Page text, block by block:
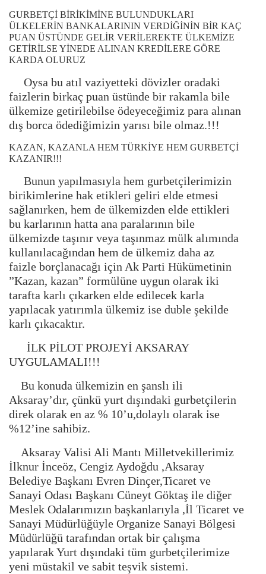
GURBETÇİ BİRİKİMİNE BULUNDUKLARI
ÜLKELERİN BANKALARININ VERDİĞİNİN BİR KAÇ
PUAN ÜSTÜNDE GELİR VERİLEREKTE ÜLKEMİZE
GETİRİLSE YİNEDE ALINAN KREDİLERE GÖRE
KARDA OLURUZ
Oysa bu atıl vaziyetteki dövizler oradaki
faizlerin birkaç puan üstünde bir rakamla bile
ülkemize getirilebilse ödeyeceğimiz para alınan
dış borca ödediğimizin yarısı bile olmaz.!!!
KAZAN, KAZANLA HEM TÜRKİYE HEM GURBETÇİ
KAZANIR!!!
Bunun yapılmasıyla hem gurbetçilerimizin
birikimlerine hak etikleri geliri elde etmesi
sağlanırken, hem de ülkemizden elde ettikleri
bu karlarının hatta ana paralarının bile
ülkemizde taşınır veya taşınmaz mülk alımında
kullanılacağından hem de ülkemiz daha az
faizle borçlanacağı için Ak Parti Hükümetinin
”Kazan, kazan” formülüne uygun olarak iki
tarafta karlı çıkarken elde edilecek karla
yapılacak yatırımla ülkemiz ise duble şekilde
karlı çıkacaktır.
İLK PİLOT PROJEYİ AKSARAY
UYGULAMALI!!!
Bu konuda ülkemizin en şanslı ili
Aksaray’dır, çünkü yurt dışındaki gurbetçilerin
direk olarak en az % 10’u,dolaylı olarak ise
%12’ine sahibiz.
Aksaray Valisi Ali Mantı Milletvekillerimiz
İlknur İnceöz, Cengiz Aydoğdu ,Aksaray
Belediye Başkanı Evren Dinçer,Ticaret ve
Sanayi Odası Başkanı Cüneyt Göktaş ile diğer
Meslek Odalarımızın başkanlarıyla ,İl Ticaret ve
Sanayi Müdürlüğüyle Organize Sanayi Bölgesi
Müdürlüğü tarafından ortak bir çalışma
yapılarak Yurt dışındaki tüm gurbetçilerimize
yeni müstakil ve sabit teşvik sistemi.